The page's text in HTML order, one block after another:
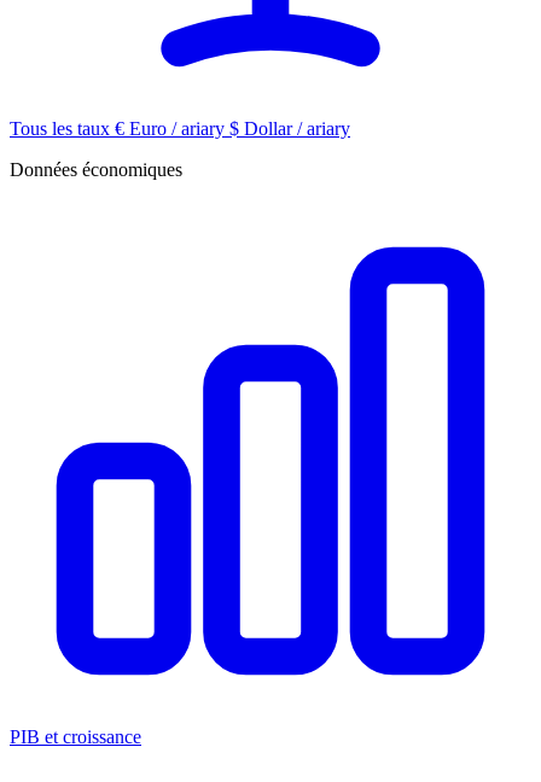
Tous les taux € Euro / ariary $ Dollar / ariary
Données économiques
PIB et croissance